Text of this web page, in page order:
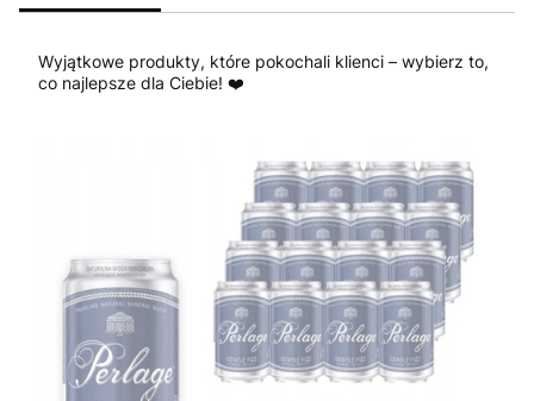
Wyjątkowe produkty, które pokochali klienci – wybierz to,
co najlepsze dla Ciebie! ❤️